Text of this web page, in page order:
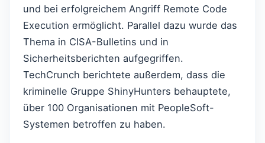
und bei erfolgreichem Angriff Remote Code
Execution ermöglicht. Parallel dazu wurde das
Thema in CISA-Bulletins und in
Sicherheitsberichten aufgegriffen.
TechCrunch berichtete außerdem, dass die
kriminelle Gruppe ShinyHunters behauptete,
über 100 Organisationen mit PeopleSoft-
Systemen betroffen zu haben.